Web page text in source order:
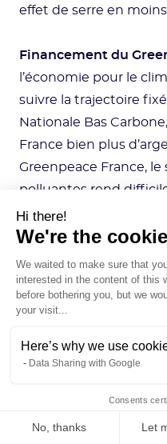
effet de serre en moins
Financement du
l’économie pour le
suivre la trajectoire
Nationale Bas
France bien plus
Greenpeace France,
polluantes rend
fixés par le Green
alloués ne sont pas
ce qui limite un peu
Bien que ce Green
le chemin parcouru
mobilisation inédite à
Hi there!
We're the
We waited to make sure that
interested in the content of this
before bothering you, but we
your visit...
Here’s why we use
Data Sharing with Google
Consents
No, thanks Let